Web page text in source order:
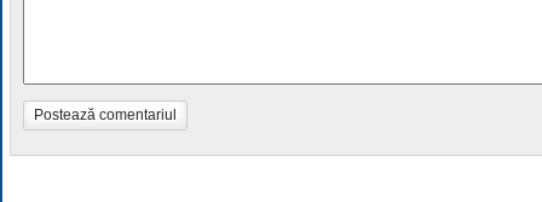
Postează comentariul